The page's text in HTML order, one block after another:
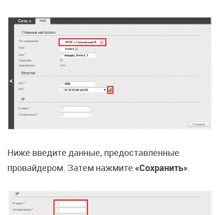
Ниже введите данные, предоставленные
провайдером. Затем нажмите «Сохранить».